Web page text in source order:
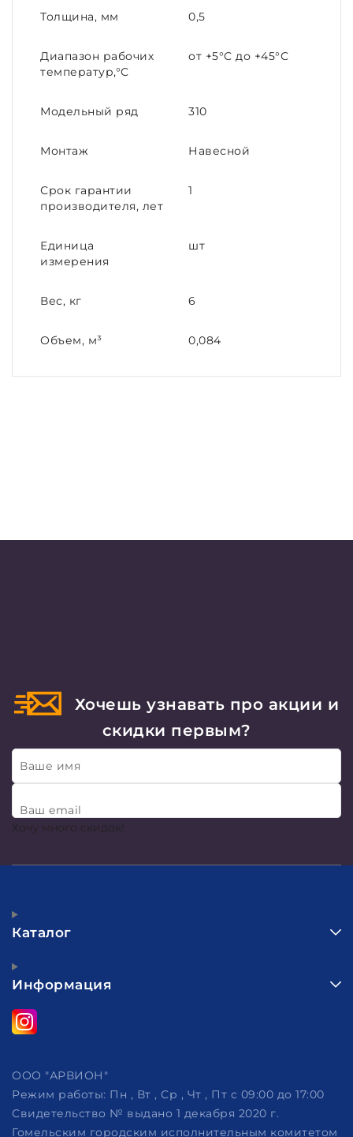
Толщина, мм 0,5
Диапазон рабочих
температур,°С
от +5°С до +45°С
Модельный ряд 310
Монтаж Навесной
Срок гарантии
производителя, лет
1
Единица
измерения
шт
Вес, кг 6
Объем, м³ 0,084
Хочешь узнавать про акции и
скидки первым?
Ваше имя
Ваш email
Хочу много скидок!
Каталог
Информация
ООО "АРВИОН"
Режим работы: Пн , Вт , Ср , Чт , Пт c 09:00 до 17:00
Свидетельство № выдано 1 декабря 2020 г.
Гомельским городским исполнительным комитетом